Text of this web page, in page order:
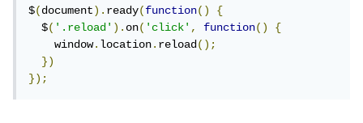
$(document).ready(function()
{
  $
('.reload').on('click', function()
{
    window
.location.reload();
})
});